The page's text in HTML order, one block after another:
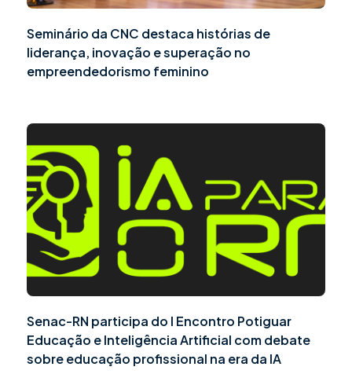
Seminário da CNC destaca histórias de
liderança, inovação e superação no
empreendedorismo feminino
Senac-RN participa do I Encontro Potiguar
Educação e Inteligência Artificial com debate
sobre educação profissional na era da IA